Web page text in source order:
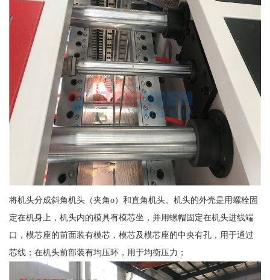
将机头分成斜角机头（夹角o）和直角机头。机头的外壳是用螺栓固
定在机身上，机头内的模具有模芯坐，并用螺帽固定在机头进线端
口，模芯座的前面装有模芯，模芯及模芯座的中央有孔，用于通过
芯线；在机头前部装有均压环，用于均衡压力；